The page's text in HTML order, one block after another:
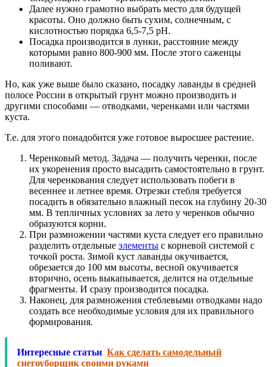
Далее нужно грамотно выбрать место для будущей
красоты. Оно должно быть сухим, солнечным, с
кислотностью порядка 6,5-7,5 pH.
Посадка производится в лунки, расстояние между
которыми равно 800-900 мм. После этого саженцы
поливают.
Но, как уже выше было сказано, посадку лаванды в средней
полосе России в открытый грунт можно производить и
другими способами — отводками, черенками или частями
куста.
Т.е. для этого понадобится уже готовое выросшее растение.
Черенковый метод. Задача — получить черенки, после
их укоренения просто высадить самостоятельно в грунт.
Для черенкования следует использовать побеги в
весеннее и летнее время. Отрезки стебля требуется
посадить в обязательно влажный песок на глубину 20-30
мм. В тепличных условиях за лето у черенков обычно
образуются корни.
При размножении частями куста следует его правильно
разделить отдельные элементы с корневой системой с
точкой роста. Зимой куст лаванды окучивается,
обрезается до 100 мм высоты, весной окучивается
вторично, осень выкапывается, делится на отдельные
фрагменты. И сразу производится посадка.
Наконец, для размножения стеблевыми отводками надо
создать все необходимые условия для их правильного
формирования.
Интересные статьи Как сделать самодельный
снегоуборщик своими руками